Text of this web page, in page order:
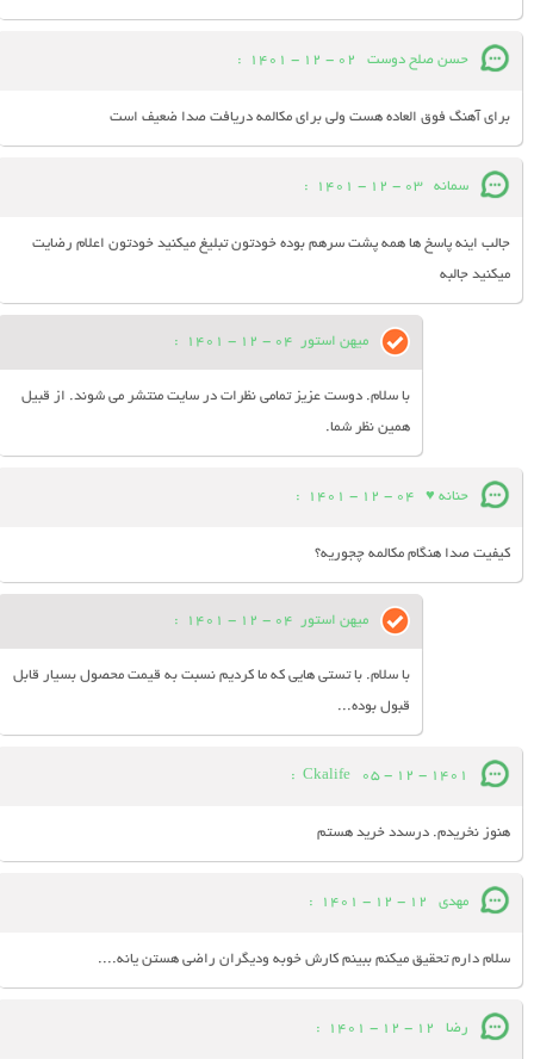
حسن صلح دوست 02 - 12 - 1401
:
برای آهنگ فوق العاده هست ولی برای مکالمه دریافت صدا ضعیف است
سمانه 03 - 12 - 1401
:
جالب اینه پاسخ ها همه پشت سرهم بوده خودتون تبلیغ میکنید خودتون اعلام رضایت
میکنید جالبه
میهن استور 04 - 12 - 1401
:
با سلام. دوست عزیز تمامی نظرات در سایت منتشر می شوند. از قبیل
همین نظر شما.
حنانه ♥ 04 - 12 - 1401
:
کیفیت صدا هنگام مکالمه چجوریه؟
میهن استور 04 - 12 - 1401
:
با سلام. با تستی هایی که ما کردیم نسبت به قیمت محصول بسیار قابل
قبول بوده...
Ckalife 05 - 12 - 1401
:
هنوز نخریدم. درسدد خرید هستم
مهدی 12 - 12 - 1401
:
سلام دارم تحقیق میکنم ببینم کارش خوبه ودیگران راضی هستن یانه....
رضا 12 - 12 - 1401
: